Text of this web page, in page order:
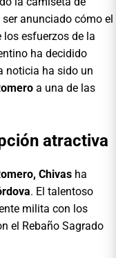
anunciado cómo el
los esfuerzos de la
ha decidido
noticia ha sido un
a una de las
atractiva
Chivas ha
. El talentoso
milita con los
el Rebaño Sagrado